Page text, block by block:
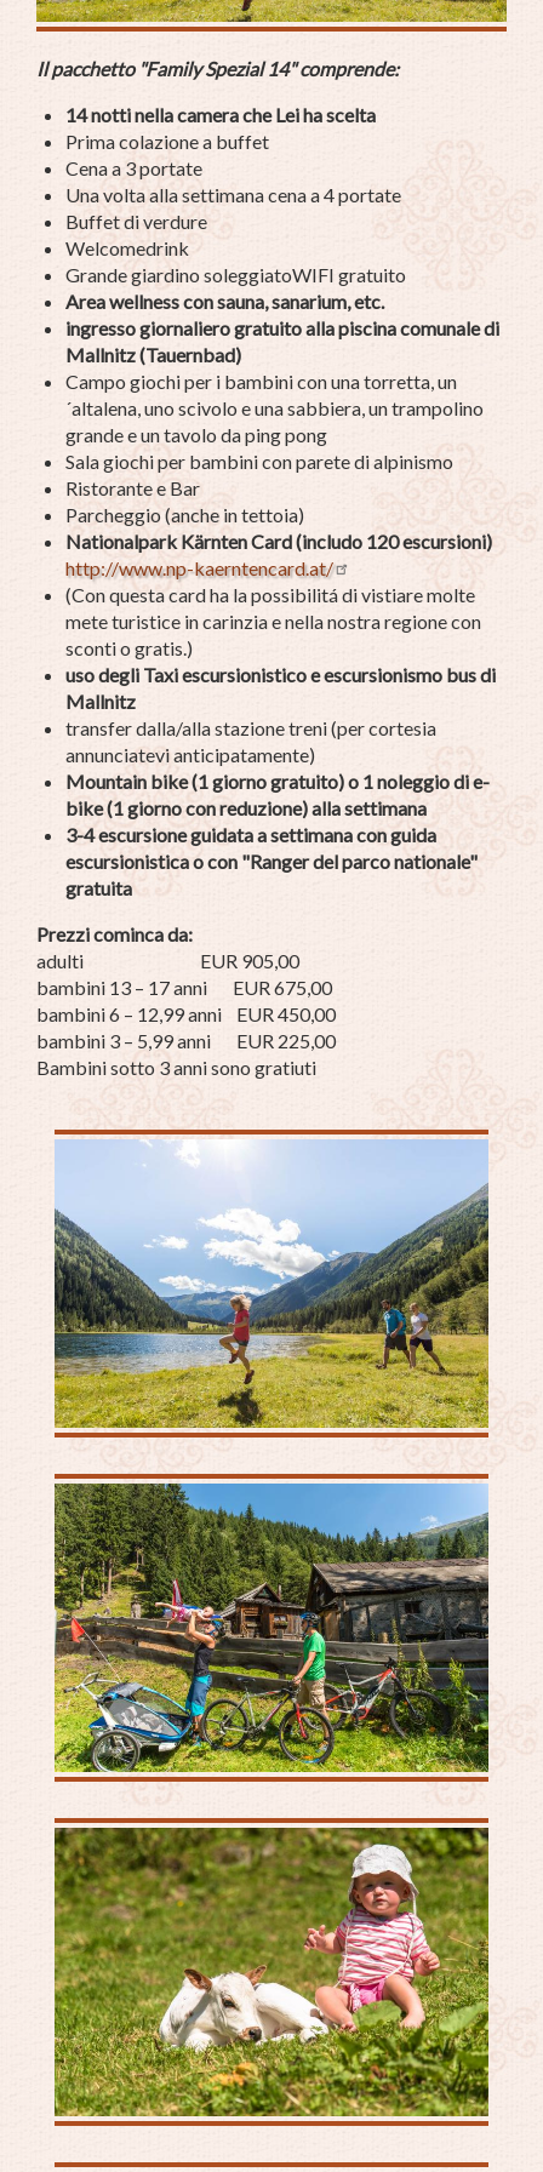
Il pacchetto "Family Spezial 14" comprende:
14 notti nella camera che Lei ha scelta
Prima colazione a buffet
Cena a 3 portate
Una volta alla settimana cena a 4 portate
Buffet di verdure
Welcomedrink
Grande giardino soleggiatoWIFI gratuito
Area wellness con sauna, sanarium, etc.
ingresso giornaliero gratuito alla piscina comunale di
Mallnitz (Tauernbad)
Campo giochi per i bambini con una torretta, un
´altalena, uno scivolo e una sabbiera, un trampolino
grande e un tavolo da ping pong
Sala giochi per bambini con parete di alpinismo
Ristorante e Bar
Parcheggio (anche in tettoia)
Nationalpark Kärnten Card (includo 120 escursioni)
http://www.np-kaerntencard.at/
(Con questa card ha la possibilitá di vistiare molte
mete turistice in carinzia e nella nostra regione con
sconti o gratis.)
uso degli Taxi escursionistico e escursionismo bus di
Mallnitz
transfer dalla/alla stazione treni (per cortesia
annunciatevi anticipatamente)
Mountain bike (1 giorno gratuito) o 1 noleggio di e-
bike (1 giorno con reduzione) alla settimana
3-4 escursione guidata a settimana con guida
escursionistica o con "Ranger del parco nationale"
gratuita
Prezzi cominca da:
adulti EUR 905,00
bambini 13 – 17 anni EUR 675,00
bambini 6 – 12,99 anni EUR 450,00
bambini 3 – 5,99 anni EUR 225,00
Bambini sotto 3 anni sono gratiuti